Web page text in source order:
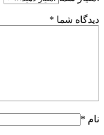
دیدگاه شما *
نام *